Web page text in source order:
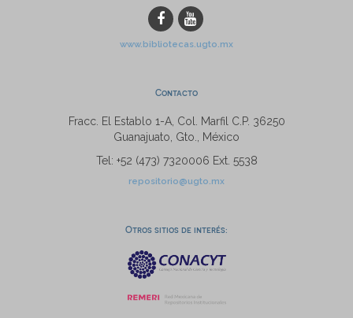
www.bibliotecas.ugto.mx
Contacto
Fracc. El Establo 1-A, Col. Marfil C.P. 36250
Guanajuato, Gto., México
Tel: +52 (473) 7320006 Ext. 5538
repositorio@ugto.mx
Otros sitios de interés: